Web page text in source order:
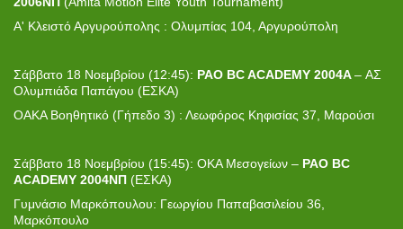
Α' Kλειστό Αργυρούπολης : Ολυμπίας 104, Αργυρούπολη
Σάββατο 18 Νοεμβρίου (12:45): PAO BC ACADEMY 2004A– ΑΣ
Ολυμπιάδα Παπάγου (ΕΣΚΑ)
ΟΑΚΑ Βοηθητικό (Γήπεδο 3) : Λεωφόρος Κηφισίας 37, Μαρούσι
Σάββατο 18 Νοεμβρίου (15:45): ΟΚΑ Μεσογείων – PAO BC
ACADEMY 2004NΠ (ΕΣΚΑ)
Γυμνάσιο Μαρκόπουλου: Γεωργίου Παπαβασιλείου 36,
Μαρκόπουλο